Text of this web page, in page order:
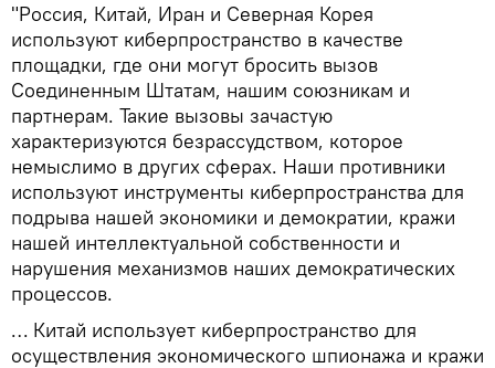
"Россия, Китай, Иран и Северная Корея
используют киберпространство в качестве
площадки, где они могут бросить вызов
Соединенным Штатам, нашим союзникам и
партнерам. Такие вызовы зачастую
характеризуются безрассудством, которое
немыслимо в других сферах. Наши противники
используют инструменты киберпространства для
подрыва нашей экономики и демократии, кражи
нашей интеллектуальной собственности и
нарушения механизмов наших демократических
процессов.
… Китай использует киберпространство для
осуществления экономического шпионажа и кражи